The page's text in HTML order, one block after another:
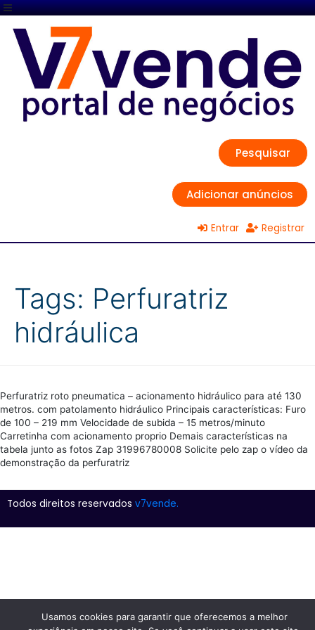
Pesquisar
Adicionar anúncios
Entrar Registrar
Tags: Perfuratriz
hidráulica
Perfuratriz roto pneumatica – acionamento hidráulico para até 130
metros. com patolamento hidráulico Principais características: Furo
de 100 – 219 mm Velocidade de subida – 15 metros/minuto
Carretinha com acionamento proprio Demais características na
tabela junto as fotos Zap 31996780008 Solicite pelo zap o vídeo da
demonstração da perfuratriz
Todos direitos reservados v7vende.
Usamos cookies para garantir que oferecemos a melhor